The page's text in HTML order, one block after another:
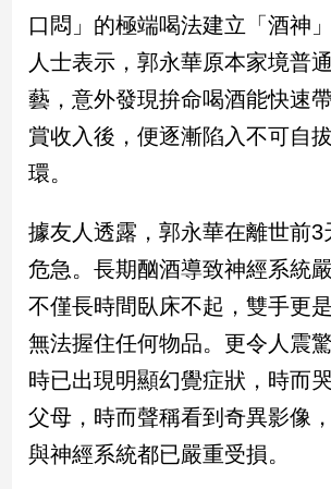
政
治
焦
品
觀
點
民
國
會
點
觀
點
兩
口悶」的極端喝法建立「酒神
人士表示，郭永華原本家境普
藝，意外發現拚命喝酒能快速
賞收入後，便逐漸陷入不可自
環。
據友人透露，郭永華在離世前3
危急。長期酗酒導致神經系統
不僅長時間臥床不起，雙手更
無法握住任何物品。更令人震
時已出現明顯幻覺症狀，時而
父母，時而聲稱看到奇異影像
與神經系統都已嚴重受損。